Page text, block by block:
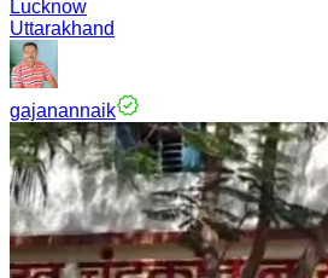
Lucknow
Uttarakhand
gajanannaik